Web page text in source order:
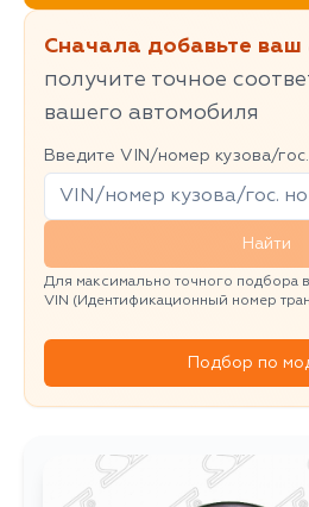
Сначала добавьте
получите точное
вашего автомобиля
Введите VIN/номер кузова/
Найти
Для максимально точного подбора
VIN (Идентификационный номер
Подбор по